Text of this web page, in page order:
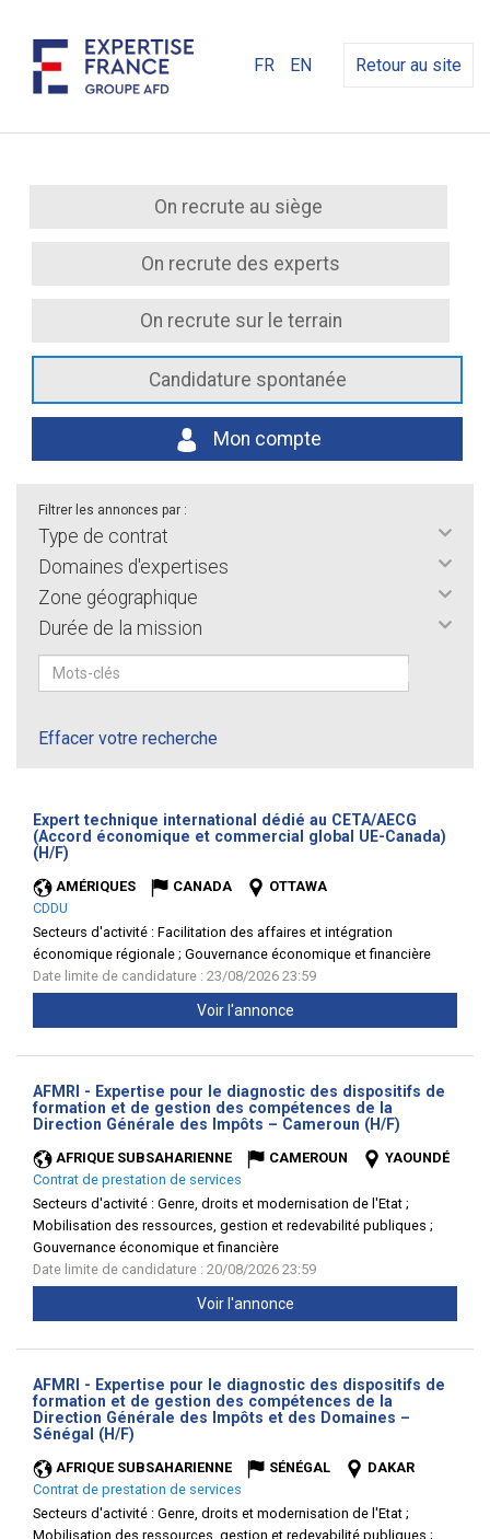
FR EN Retour au site
On recrute au siège
On recrute des experts
On recrute sur le terrain
Candidature spontanée
Mon compte
Filtrer les annonces par :
Type de contrat
Domaines d'expertises
Zone géographique
Durée de la mission
Effacer votre recherche
Expert technique international dédié au CETA/AECG
(Accord économique et commercial global UE-Canada)
(H/F)
AMÉRIQUES CANADA
OTTAWA
CDDU
Secteurs d'activité : Facilitation des affaires et intégration
économique régionale ; Gouvernance économique et financière
Date limite de candidature : 23/08/2026 23:59
Voir l'annonce
AFMRI - Expertise pour le diagnostic des dispositifs de
formation et de gestion des compétences de la
Direction Générale des Impôts – Cameroun (H/F)
AFRIQUE SUBSAHARIENNE CAMEROUN
YAOUNDÉ
Contrat de prestation de services
Secteurs d'activité : Genre, droits et modernisation de l'Etat ;
Mobilisation des ressources, gestion et redevabilité publiques ;
Gouvernance économique et financière
Date limite de candidature : 20/08/2026 23:59
Voir l'annonce
AFMRI - Expertise pour le diagnostic des dispositifs de
formation et de gestion des compétences de la
Direction Générale des Impôts et des Domaines –
Sénégal (H/F)
AFRIQUE SUBSAHARIENNE SÉNÉGAL
DAKAR
Contrat de prestation de services
Secteurs d'activité : Genre, droits et modernisation de l'Etat ;
Mobilisation des ressources, gestion et redevabilité publiques ;